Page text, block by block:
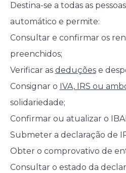
Destina-se a todas as
automático e permite:
Consultar e confirmar os
preenchidos;
Verificar as deduçõese
Consignar o IVA, IRS ou
solidariedade;
Confirmar ou atualizar o
Submeter a declaração de
Obter o comprovativo de
Consultar o estado da